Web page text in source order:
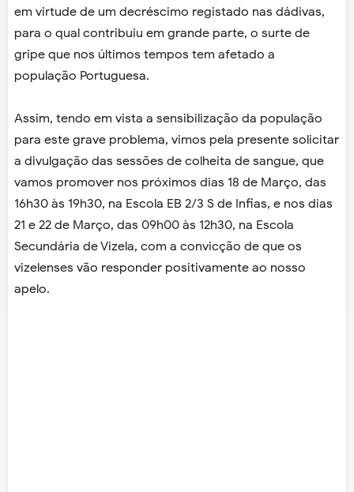
em virtude de um decréscimo registado nas dádivas,
para o qual contribuiu em grande parte, o surte de
gripe que nos últimos tempos tem afetado a
população Portuguesa.
Assim, tendo em vista a sensibilização da população
para este grave problema, vimos pela presente solicitar
a divulgação das sessões de colheita de sangue, que
vamos promover nos próximos dias 18 de Março, das
16h30 às 19h30, na Escola EB 2/3 S de Infias, e nos dias
21 e 22 de Março, das 09h00 às 12h30, na Escola
Secundária de Vizela, com a convicção de que os
vizelenses vão responder positivamente ao nosso
apelo.